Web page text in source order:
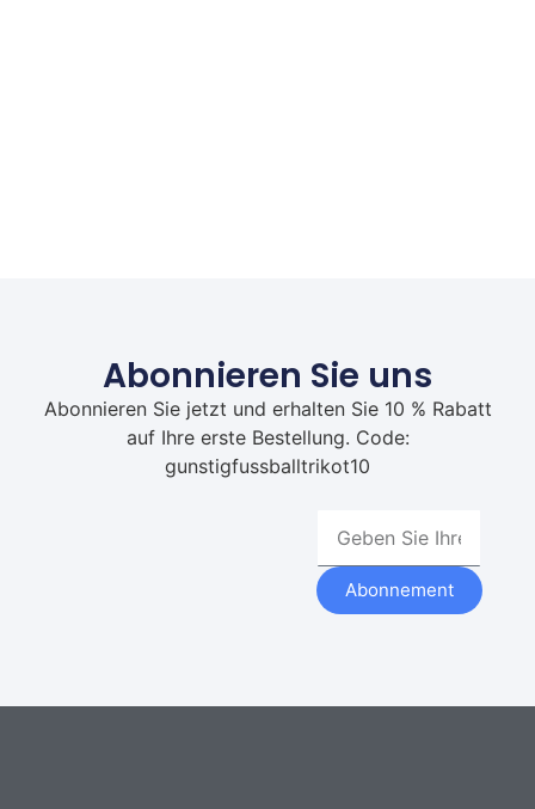
Abonnieren Sie uns
Abonnieren Sie jetzt und erhalten Sie 10 % Rabatt
auf Ihre erste Bestellung. Code:
gunstigfussballtrikot10
Abonnement